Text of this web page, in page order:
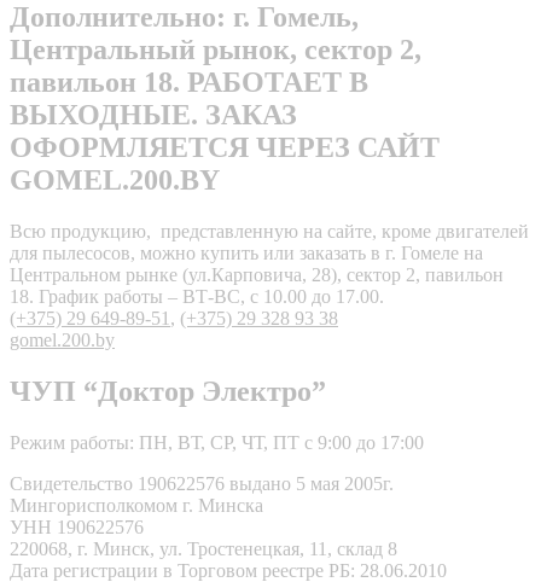
Дополнительно: г. Гомель,
Центральный рынок, сектор 2,
павильон 18. РАБОТАЕТ В
ВЫХОДНЫЕ. ЗАКАЗ
ОФОРМЛЯЕТСЯ ЧЕРЕЗ САЙТ
GOMEL.200.BY
Всю продукцию, представленную на сайте, кроме двигателей
для пылесосов, можно купить или заказать в г. Гомеле на
Центральном рынке (ул.Карповича, 28), сектор 2, павильон
18. График работы – ВТ-ВС, с 10.00 до 17.00.
(+375) 29 649-89-51 , (+375) 29 328 93 38
gomel.200.by
ЧУП “Доктор Электро”
Режим работы: ПН, ВТ, СР, ЧТ, ПТ с 9:00 до 17:00
Свидетельство 190622576 выдано 5 мая 2005г.
Мингорисполкомом г. Минска
УНН 190622576
220068, г. Минск, ул. Тростенецкая, 11, склад 8
Дата регистрации в Торговом реестре РБ: 28.06.2010